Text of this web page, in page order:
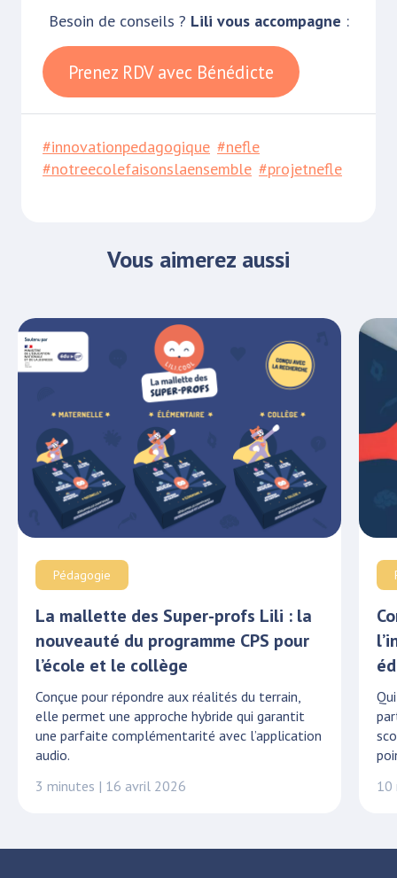
Besoin de conseils ? Lili vous accompagne :
Prenez RDV avec Bénédicte
#innovationpedagogique #nefle
#notreecolefaisonslaensemble #projetnefle
Vous aimerez aussi
Pédagogie
La mallette des Super-profs Lili : la
nouveauté du programme CPS pour
l’école et le collège
Conçue pour répondre aux réalités du terrain,
elle permet une approche hybride qui garantit
une parfaite complémentarité avec l’application
audio.
3 minutes | 16 avril 2026
10